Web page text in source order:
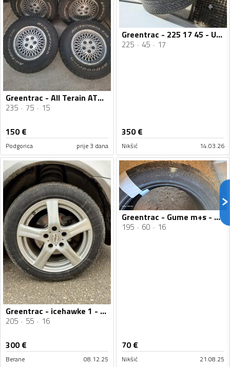
Greentrac - All Terain ATV - Univerzalna guma
235 75 15
150€
Podgorica prije 3 dana
Greentrac - 225 17 45 - Univerzalna guma
225 45 17
350€
Nikšić 14.03.26
Greentrac - icehawke 1 - Zimska guma
205 55 16
300€
Berane 08.12.25
Greentrac - Gume m+s - Univerzalna guma
195 60 16
70€
Nikšić 21.08.25